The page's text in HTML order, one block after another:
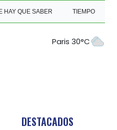
HAY QUE SABER TIEMPO
Paris 30°C
DESTACADOS